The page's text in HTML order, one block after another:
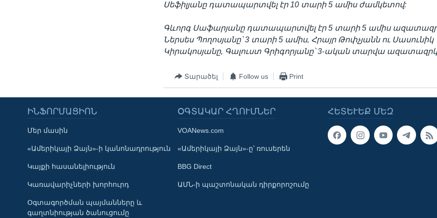
Learning English
ՀԵՏԵՒԵՔ ՄԵԶ
Սեֆիլյանը դատապարտվել էր 10 տարի 5 ամիս ժամկետով:
Գևորգ Սաֆարյանը դատապարտվել էր 5 տարի 5 ամիս
Ներսես Պողոսյանը՝ 3 տարի 5 ամիս, Հրայր Թոփչյանն ու Սասունիկ
Կիրակոսյանը, Գալուստ Գրիգորյանը՝ 3-ական տարվա
Տարածել Follow us Print
ՀԵՏԵՒԵՔ ՄԵԶ
ԻՆՖՈՐՄԱՑԻՈՆ
Մեր մասին
«Ամերիկայի Ձայն»-ի կանոնադրություն
Կայքի հասանելիություն
Կառավարիչների խորհուրդ
Օգտագործման պայմանները և
գաղտնիության ծանուցումը
ՕԳՏԱԿԱՐ ՀՂՈՒՄՆԵՐ
VOANews.com
«Ամերիկայի Ձայն»-ը՝ ռուսերեն
BBG Direct
ԱՄՆ-ի պաշտոնական դիրքորոշումը